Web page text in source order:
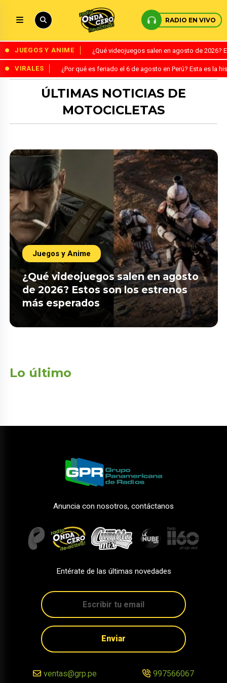
RADIO EN VIVO
JUEGOS Y ANIME ¿Qué videojuegos salen en agosto de
VIRALES ¿Por qué es feriado el 6 de agosto en Perú? Esta es la
ÚLTIMAS NOTICIAS DE
MOTOCICLETAS
Juegos y Anime
¿Qué videojuegos salen en agosto
de 2026? Estos son los estrenos
más esperados
Lo último
Anuncia con nosotros, contáctanos
Entérate de las últimas novedades
Enviar
ventas@grp.pe 997566067